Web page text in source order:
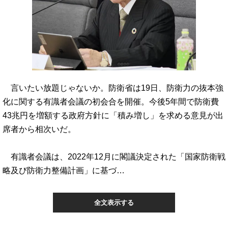
言いたい放題じゃないか。防衛省は19日、防衛力の抜本強
化に関する有識者会議の初会合を開催。今後5年間で防衛費
43兆円を増額する政府方針に「積み増し」を求める意見が出
席者から相次いだ。
有識者会議は、2022年12月に閣議決定された「国家防衛戦
略及び防衛力整備計画」に基づ…
全文表示する